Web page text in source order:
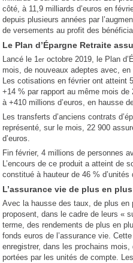
côté, à 11,9 milliards d’euros en
depuis plusieurs années par
de versements au profit des
Le Plan d’Épargne Retraite
Lancé le 1er octobre 2019, le Plan
mois, de nouveaux adeptes avec,
Les cotisations en février ont atteint
+14 % par rapport au même mois
à +410 millions d’euros, en hausse
Les transferts d’anciens contrats
représenté, sur le mois, 22 900
d’euros.
Fin février, 4 millions de personnes
L’encours de ce produit a atteint de
constitué à hauteur de 46 % d’unités
L’assurance vie de plus en
Avec la hausse des taux, de plus en
proposent, dans le cadre de leurs «
terme, des rendements de plus en
fonds euros de l’assurance vie.
enregistrer, dans les prochains
portées par les unités de compte.